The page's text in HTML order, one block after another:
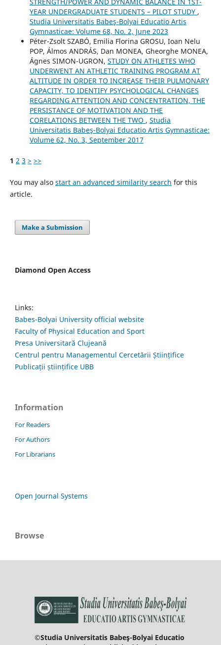
YEAR UNDERGRADUATE STUDENTS – PILOT STUDY ,
Studia Universitatis Babeş-Bolyai Educatio Artis
Gymnasticae: Volume 68, No. 2, June 2023
Péter-Zsolt SZABÓ, Emilia Florina GROSU, Ioan Nelu
POP, Álmos ANDRÁS, Dan MONEA, Gheorghe MONEA,
Ágnes SIMON-UGRON, STUDY ON ATHLETES WHO
UNDERWENT AN ATHLETIC TRAINING PROGRAM AT
ALTITUDE IN ORDER TO INCREASE THEIR PULMONARY
CAPACITY, TO IDENTIFY PSYCHOLOGICAL CHANGES
REGARDING ATTENTION AND CONCENTRATION, THE
PERSISTANCE OF MOTIVATION AND THE
CORELATIONS BETWEEN THE TWO , Studia
Universitatis Babeş-Bolyai Educatio Artis Gymnasticae:
Volume 62, No. 3, September 2017
1 2 3 > >>
You may also start an advanced similarity search for this
article.
Make a Submission
Diamond Open Access
Links:
Babes-Bolyai University official website
Faculty of Physical Education and Sport
Presa Universitară Clujeană
Centrul pentru Managementul Cercetării Științifice
Publicații științifice UBB
Information
For Readers
For Authors
For Librarians
Open Journal Systems
Browse
©Studia Universitatis Babeş-Bolyai Educatio